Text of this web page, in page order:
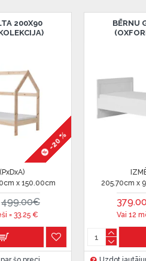
BĒRNU GULTA 200X90
(WIND KOLEKCIJA)
204.50cm x 96.00cm x 76.00cm
330.00€
Vai 12 mēneši =